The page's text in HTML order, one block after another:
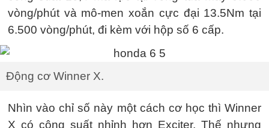
vòng/phút và mô-men xoắn cực đại 13.5Nm tại
6.500 vòng/phút, đi kèm với hộp số 6 cấp.
Động cơ Winner X.
Nhìn vào chỉ số này một cách cơ học thì Winner
X có công suất nhỉnh hơn Exciter. Thế nhưng